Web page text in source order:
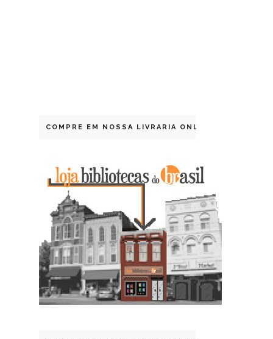
COMPRE EM NOSSA LIVRARIA ONLINE